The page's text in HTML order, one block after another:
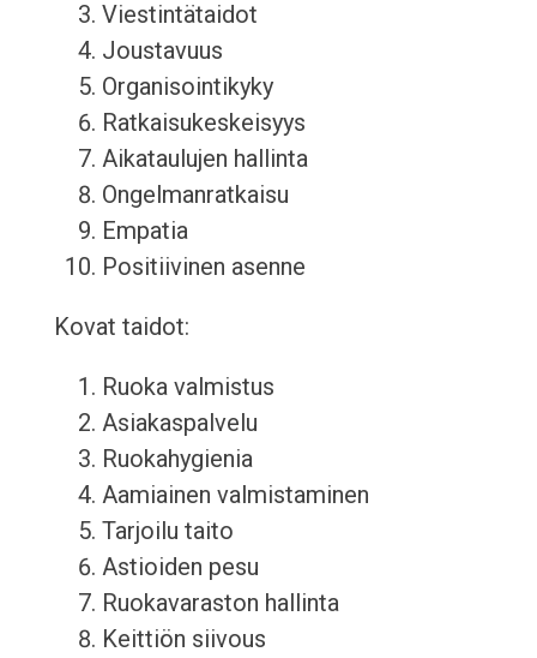
Viestintätaidot
Joustavuus
Organisointikyky
Ratkaisukeskeisyys
Aikataulujen hallinta
Ongelmanratkaisu
Empatia
Positiivinen asenne
Kovat taidot:
Ruoka valmistus
Asiakaspalvelu
Ruokahygienia
Aamiainen valmistaminen
Tarjoilu taito
Astioiden pesu
Ruokavaraston hallinta
Keittiön siivous